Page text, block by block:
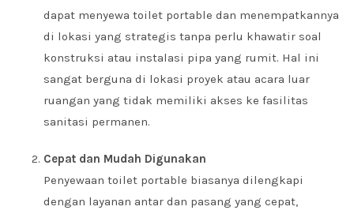
dapat menyewa toilet portable dan menempatkannya
di lokasi yang strategis tanpa perlu khawatir soal
konstruksi atau instalasi pipa yang rumit. Hal ini
sangat berguna di lokasi proyek atau acara luar
ruangan yang tidak memiliki akses ke fasilitas
sanitasi permanen.
Cepat dan Mudah Digunakan
Penyewaan toilet portable biasanya dilengkapi
dengan layanan antar dan pasang yang cepat,